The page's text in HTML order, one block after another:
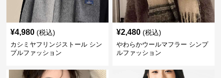
¥4,980 (税込)
カシミヤフリンジストール シン
プルファッション
¥2,480 (税込)
やわらかウールマフラー シンプ
ルファッション